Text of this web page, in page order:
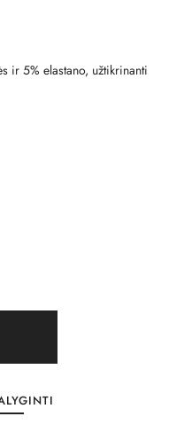
ir 5% elastano, užtikrinanti